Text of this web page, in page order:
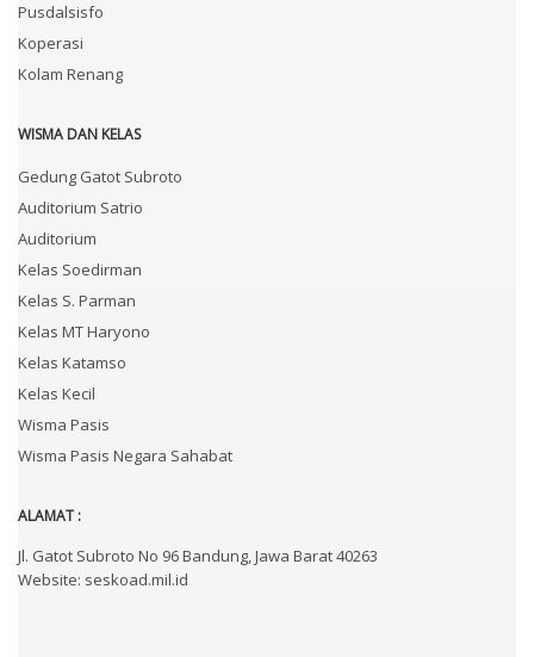
Pusdalsisfo
Koperasi
Kolam Renang
WISMA DAN KELAS
Gedung Gatot Subroto
Auditorium Satrio
Auditorium
Kelas Soedirman
Kelas S. Parman
Kelas MT Haryono
Kelas Katamso
Kelas Kecil
Wisma Pasis
Wisma Pasis Negara Sahabat
ALAMAT :
Jl. Gatot Subroto No 96 Bandung, Jawa Barat 40263
Website: seskoad.mil.id